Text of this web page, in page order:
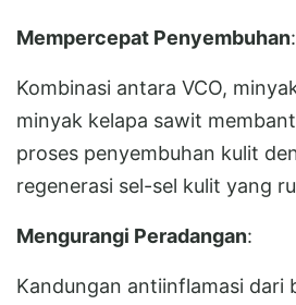
Mempercepat Penyembuhan:
Kombinasi antara VCO,
minyak kelapa sawit
proses penyembuhan kulit
regenerasi sel-sel kulit yang
Mengurangi Peradangan:
Kandungan antiinflamasi dari